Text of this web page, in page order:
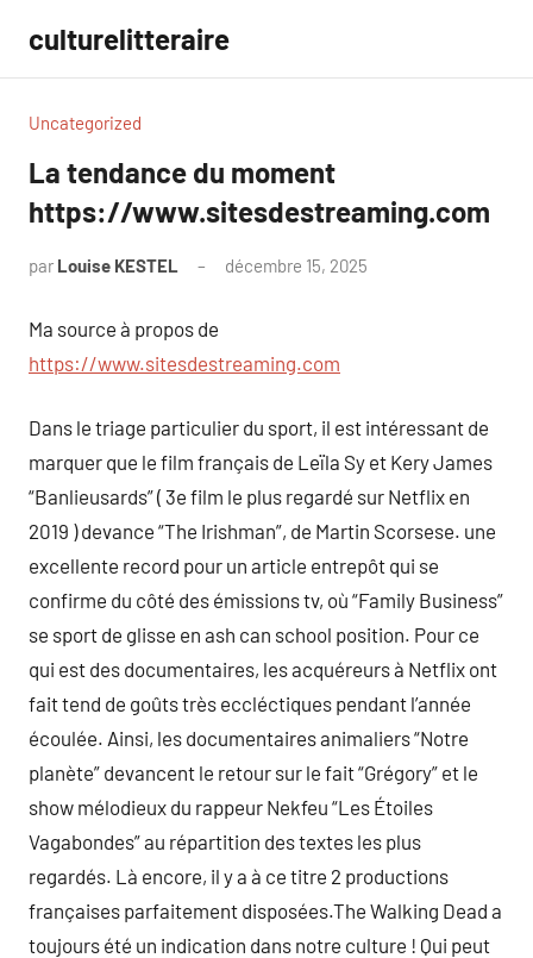
contenu
culturelitteraire
Uncategorized
La tendance du moment
https://www.sitesdestreaming.com
par Louise KESTEL décembre 15, 2025
Ma source à propos de
https://www.sitesdestreaming.com
Dans le triage particulier du sport, il est intéressant de
marquer que le film français de Leïla Sy et Kery James
“Banlieusards” ( 3e film le plus regardé sur Netflix en
2019 ) devance “The Irishman”, de Martin Scorsese. une
excellente record pour un article entrepôt qui se
confirme du côté des émissions tv, où “Family Business”
se sport de glisse en ash can school position. Pour ce
qui est des documentaires, les acquéreurs à Netflix ont
fait tend de goûts très eccléctiques pendant l’année
écoulée. Ainsi, les documentaires animaliers “Notre
planète” devancent le retour sur le fait “Grégory” et le
show mélodieux du rappeur Nekfeu “Les Étoiles
Vagabondes” au répartition des textes les plus
regardés. Là encore, il y a à ce titre 2 productions
françaises parfaitement disposées.The Walking Dead a
toujours été un indication dans notre culture ! Qui peut